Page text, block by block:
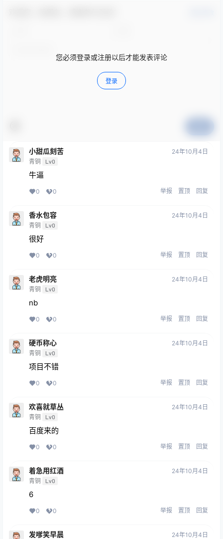
您必须登录或注册以后才能发表评论
登录
小甜瓜刻苦
青铜 Lv0
24年10月4日
牛逼
0 0 举报 置顶 回复
香水包容
青铜 Lv0
24年10月4日
很好
0 0 举报 置顶 回复
老虎明亮
青铜 Lv0
24年10月4日
nb
0 0 举报 置顶 回复
硬币称心
青铜 Lv0
24年10月4日
项目不错
0 0 举报 置顶 回复
欢喜就草丛
青铜 Lv0
24年10月4日
百度来的
0 0 举报 置顶 回复
着急用红酒
青铜 Lv0
24年10月4日
6
0 0 举报 置顶 回复
发嗲笑早晨 24年10月4日